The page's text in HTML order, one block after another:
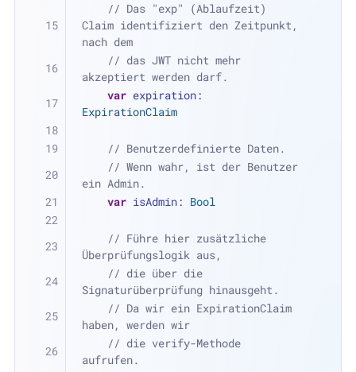
// Das "exp" (Ablaufzeit)
Claim identifiziert den Zeitpunkt,
nach dem
// das JWT nicht mehr
akzeptiert werden darf.
var
ExpirationClaim
// Benutzerdefinierte Daten.
// Wenn wahr, ist der Benutzer
ein Admin.
var isAdmin: Bool
// Führe hier zusätzliche
Überprüfungslogik aus,
// die über die
Signaturüberprüfung hinausgeht.
// Da wir ein ExpirationClaim
haben, werden wir
// die verify-Methode
aufrufen.